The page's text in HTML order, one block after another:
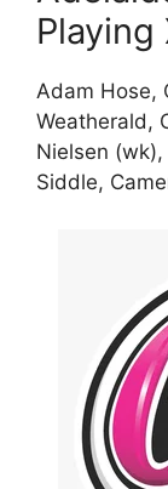
Playing
Adam Hose,
Weatherald,
Nielsen
Siddle,